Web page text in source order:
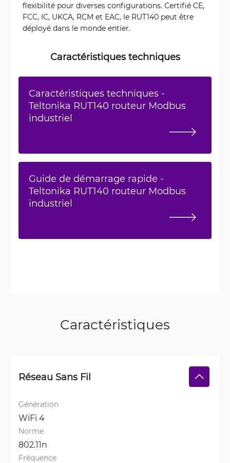
flexibilité pour diverses configurations. Certifié CE,
FCC, IC, UKCA, RCM et EAC, le RUT140 peut être
déployé dans le monde entier.
Caractéristiques techniques
Caractéristiques techniques -
Teltonika RUT140 routeur Modbus
industriel
Guide de démarrage rapide -
Teltonika RUT140 routeur Modbus
industriel
Caractéristiques
Réseau Sans Fil
Génération
WiFi 4
Norme
802.11n
Fréquence